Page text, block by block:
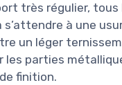
très régulier, tous
à une
un léger
les parties
finition.